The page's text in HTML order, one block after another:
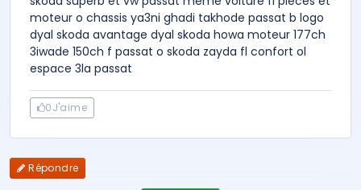
moteur o chassis ya3ni ghadi takhode passat b logo
dyal skoda avantage dyal skoda howa moteur 177ch
3iwade 150ch f passat o skoda zayda fl confort ol
espace 3la passat
0J'aime
Répondre